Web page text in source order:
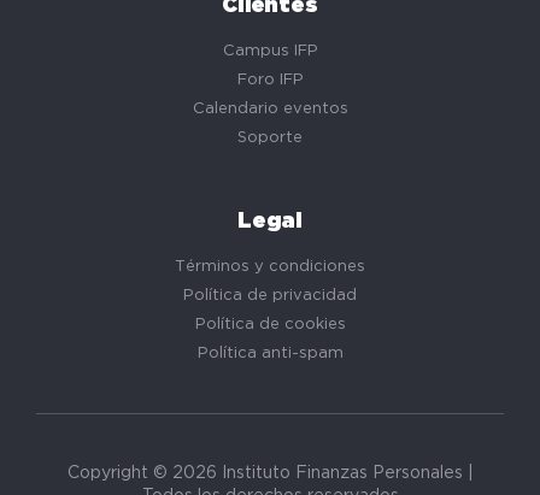
Campus IFP
Foro IFP
Calendario eventos
Soporte
Legal
Términos y condiciones
Política de privacidad
Política de cookies
Política anti-spam
Copyright © 2026 Instituto Finanzas Personales |